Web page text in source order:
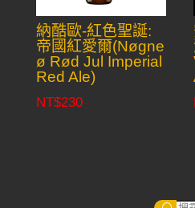
納酷歐-紅色聖誕:
帝國紅愛爾(Nøgne
ø Rød Jul Imperial
Red Ale)
NT$230